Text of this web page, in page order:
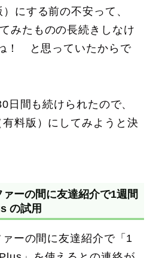
にする前の不安って、
みたものの長続きしなけ
！ と思っていたからで
日間も続けられたので、
料版）にしてみようと決
ーの間に友達紹介で1週間
の試用
ーの間に友達紹介で「1